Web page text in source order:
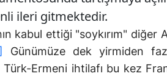
ileri gitmektedir.
kabul ettiği "soykırım" diğer
Günümüze dek yirmiden
Ermeni ihtilafı bu kez